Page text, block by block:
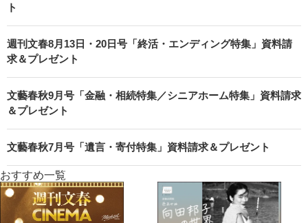
ト
週刊文春8月13日・20日号「終活・エンディング特集」資料請
求＆プレゼント
文藝春秋9月号「金融・相続特集／シニアホーム特集」資料請求
＆プレゼント
文藝春秋7月号「遺言・寄付特集」資料請求＆プレゼント
おすすめ一覧